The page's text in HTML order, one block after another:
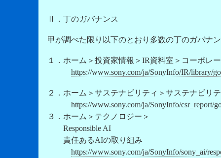
Ⅱ．丁のガバナンス
甲が調べた限り以下のとおり多数の丁のガバナ
１．ホーム＞投資家情報＞IR資料室＞コーポレ
https://www.sony.com/ja/SonyInfo/IR/library/
２．ホーム＞サステナビリティ＞サステナビリ
https://www.sony.com/ja/SonyInfo/csr_report/
３．ホーム＞テクノロジー＞
Responsible AI
責任あるAIの取り組み
https://www.sony.com/ja/SonyInfo/sony_ai/